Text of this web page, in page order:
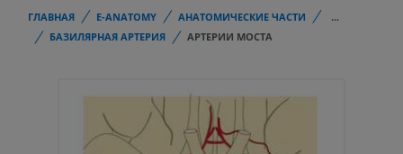
ГЛАВНАЯ E-ANATOMY АНАТОМИЧЕСКИЕ ЧАСТИ
...
БАЗИЛЯРНАЯ АРТЕРИЯ
АРТЕРИИ МОСТА